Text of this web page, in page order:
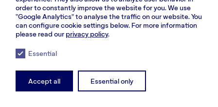
JIE MUS IRGI.“
Viazik parodo į savo planšetę ir pasakoja, kad tai, ką
dabar stebėjome ekrane, vyko virš priešo pozicijų, už
šešių kilometrų nuo mūsų. „Mes su jumis sėdime
saugiai čia, po žeme, o „Vampyras“ skrenda ir ramiai
daro savo darbą. Minus šeši pydarai. Mums nereikia
ten sėlinti, nereikia šturmuoti jų pozicijų. Karo
order to constantly improve the website for you. We use
"Google Analytics" to analyse the traffic on our website. You
can configure cookie settings below. For more information
please read our privacy policy.
Essential
Accept all Essential only